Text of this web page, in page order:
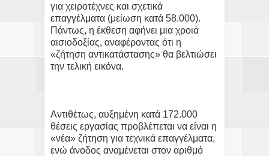
για χειροτέχνες και σχετικά
επαγγέλματα (μείωση κατά 58.000).
Πάντως, η έκθεση αφήνει μια χροιά
αισιοδοξίας, αναφέροντας ότι η
«ζήτηση αντικατάστασης» θα βελτιώσει
την τελική εικόνα.
Αντιθέτως, αυξημένη κατά 172.000
θέσεις εργασίας προβλέπεται να είναι η
«νέα» ζήτηση για τεχνικά επαγγέλματα,
ενώ άνοδος αναμένεται στον αριθμό